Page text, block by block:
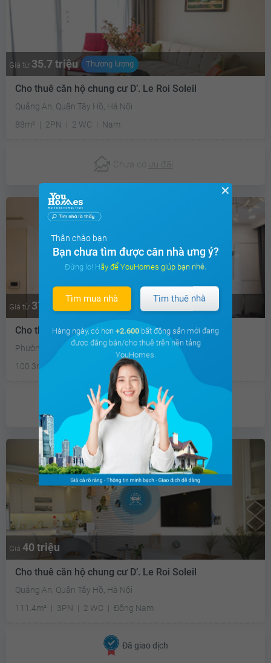
Giá từ 35.7 triệu Thương lượng
Cho thuê căn hộ chung cư D’. Le Roi Soleil
Quảng An, Quận Tây Hồ, Hà Nội
88m²
2PN 2 WC Nam
Chưa có ưu đãi
Giá từ 37.3 triệu
Cho thuê căn hộ chung cư Vinhomes Central Park
Phường 22, Bình Thạnh, Tp Hồ Chí Minh
100.3m²
Tây Nam
Chưa cóưu đãi
Giá 40 triệu
Cho thuê căn hộ chung cư D’. Le Roi Soleil
Quảng An, Quận Tây Hồ, Hà Nội
111.4m²
3PN 2 WC Đông Nam
Đã giao dịch
✕
Thân chào bạn
Bạn chưa tìm được căn nhà ưng ý?
Đừng lo! Hãy để YouHomes giúp bạn nhé.
Tìm mua nhà Tìm thuê nhà
Hàng ngày, có hơn +2.600 bất động sản mới đang
được đăng bán/cho thuê trên nền tảng
YouHomes.